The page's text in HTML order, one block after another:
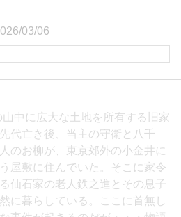
03/06
山中に広大な土地を所有する旧家
代亡き後、当主の守衛と八千
のお柳が、東京郊外の小金井に
屋敷に住んでいた。そこに家令
仙石家の老人鉄之進とその息子
に暮らしている。ここに首無し